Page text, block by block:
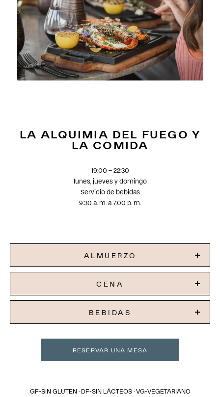
LA ALQUIMIA DEL FUEGO Y
LA COMIDA
19:00 – 22:30
lunes, jueves y domingo
Servicio de bebidas
9:30 a. m. a 7:00 p. m.
ALMUERZO
CENA
BEBIDAS
RESERVAR UNA MESA
GF-SIN GLUTEN · DF-SIN LÁCTEOS · VG-VEGETARIANO